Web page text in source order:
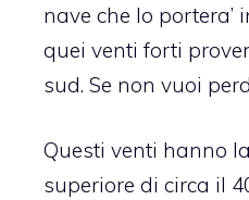
nave che lo portera’
quei venti forti
sud. Se non vuoi
Questi venti hanno
superiore di circa il